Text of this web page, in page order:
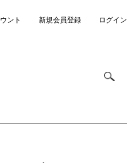
ント 新規会員登録 ログイン